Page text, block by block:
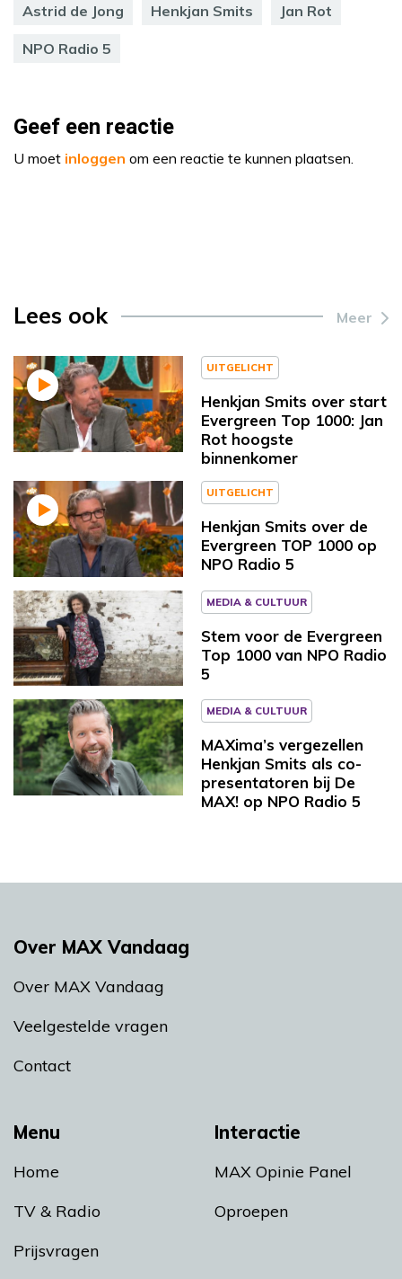
Astrid de Jong Henkjan Smits Jan Rot
NPO Radio 5
Geef een reactie
U moet inloggen om een reactie te kunnen plaatsen.
Lees ook Meer
UITGELICHT
Henkjan Smits over start
Evergreen Top 1000: Jan
Rot hoogste
binnenkomer
UITGELICHT
Henkjan Smits over de
Evergreen TOP 1000 op
NPO Radio 5
MEDIA & CULTUUR
Stem voor de Evergreen
Top 1000 van NPO Radio
5
MEDIA & CULTUUR
MAXima’s vergezellen
Henkjan Smits als co-
presentatoren bij De
MAX! op NPO Radio 5
Menu
Home
TV & Radio
Prijsvragen
Interactie
MAX Opinie Panel
Oproepen
Over MAX Vandaag
Over MAX Vandaag
Veelgestelde vragen
Contact